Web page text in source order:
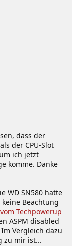
dass der
der CPU-Slot
ich jetzt
komme. Danke
WD SN580 hatte
Beachtung
Techpowerup
ASPM disabled
Vergleich dazu
zu mir ist...